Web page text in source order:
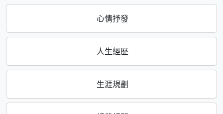
心情抒發
人生經歷
生涯規劃